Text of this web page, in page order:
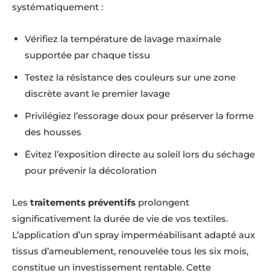
systématiquement :
Vérifiez la température de lavage maximale
supportée par chaque tissu
Testez la résistance des couleurs sur une zone
discrète avant le premier lavage
Privilégiez l’essorage doux pour préserver la forme
des housses
Évitez l’exposition directe au soleil lors du séchage
pour prévenir la décoloration
Les traitements préventifs prolongent
significativement la durée de vie de vos textiles.
L’application d’un spray imperméabilisant adapté aux
tissus d’ameublement, renouvelée tous les six mois,
constitue un investissement rentable. Cette